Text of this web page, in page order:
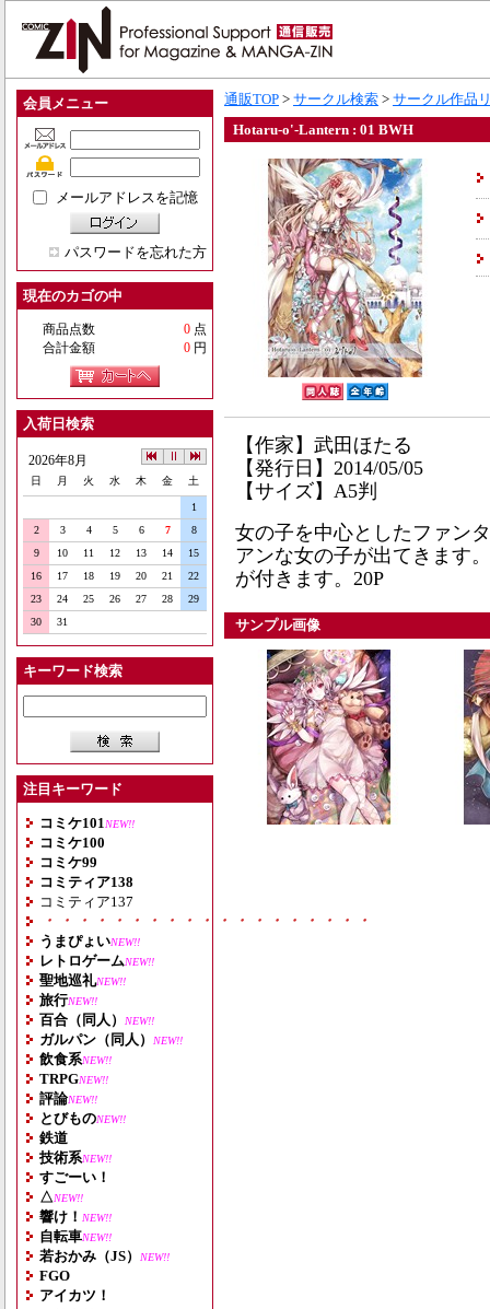
会員メニュー
メールアドレスを記憶
パスワードを忘れた方
現在のカゴの中
商品点数 0 点
合計金額
0 円
入荷日検索
2026年8月
日 月 火 水 木 金 土
1
2
3 4 5 6 7
8
9
10 11 12 13 14
15
16
17 18 19 20 21
22
23
24 25 26 27 28
29
30
31
キーワード検索
注目キーワード
コミケ101 NEW!!
コミケ100
コミケ99
コミティア138
コミティア137
・・・・・・・・・・・・・・・・・・・
うまぴょいNEW!!
レトロゲームNEW!!
聖地巡礼NEW!!
旅行NEW!!
百合（同人） NEW!!
ガルパン（同人） NEW!!
飲食系NEW!!
TRPGNEW!!
評論NEW!!
とびものNEW!!
鉄道
技術系NEW!!
すごーい！
△NEW!!
響け！ NEW!!
自転車NEW!!
若おかみ（JS） NEW!!
FGO
アイカツ！
通販TOP > サークル検索 > サークル作品
Hotaru-o'-Lantern : 01 BWH
【作家】武田ほたる
【発行日】2014/05/05
【サイズ】A5判
女の子を中心としたファン
アンな女の子が出てきます
が付きます。20P
サンプル画像